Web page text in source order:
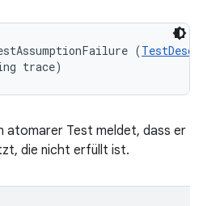
(
trace)
atomarer Test meldet, dass er
die nicht erfüllt ist.